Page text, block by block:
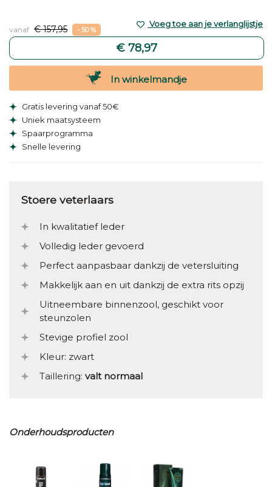
vanaf € 157,95 - 50 %
€ 78,97
Voeg toe aan je verlanglijstje
In winkelmandje
Gratis levering vanaf 50€
Uniek maatsysteem
Spaarprogramma
Snelle levering
Stoere veterlaars
In kwalitatief leder
Volledig leder gevoerd
Perfect aanpasbaar dankzij de vetersluiting
Makkelijk aan en uit dankzij de extra rits opzij
Uitneembare binnenzool, geschikt voor
steunzolen
Stevige profiel zool
Kleur: zwart
Taillering: valt normaal
Onderhoudsproducten